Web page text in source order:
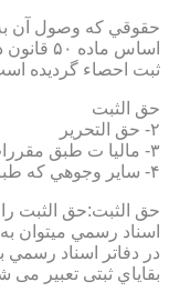
حقوقي كه وصول آن
ثبت احصاء گرديده
حق الثبت
۲- حق التحرير
۳- ماليا ت طبق مقررات مالياتي
۴- ساير وجوهي كه طبق قوانين ديگر محول شده باشد
حق الثبت:حق الثبت را
اسناد رسمي ميتوان
در دفاتر اسناد رسمي
بقاياي ثبتی تعبیر می